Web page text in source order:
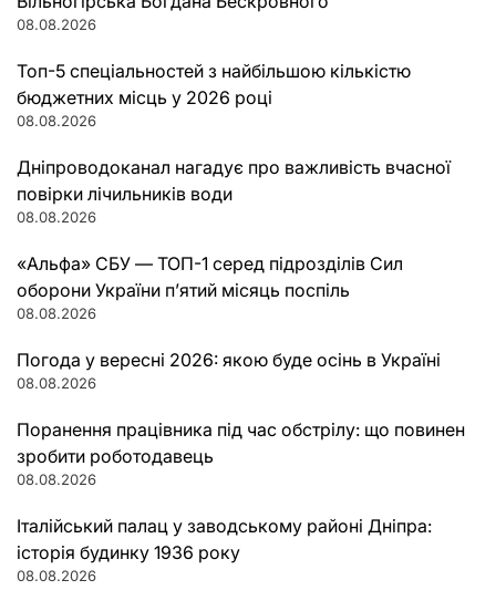
08.08.2026
Топ-5 спеціальностей з найбільшою кількістю
бюджетних місць у 2026 році
08.08.2026
Дніпроводоканал нагадує про важливість вчасної
повірки лічильників води
08.08.2026
«Альфа» СБУ — ТОП-1 серед підрозділів Сил
оборони України п’ятий місяць поспіль
08.08.2026
Погода у вересні 2026: якою буде осінь в Україні
08.08.2026
Поранення працівника під час обстрілу: що повинен
зробити роботодавець
08.08.2026
Італійський палац у заводському районі Дніпра:
історія будинку 1936 року
08.08.2026